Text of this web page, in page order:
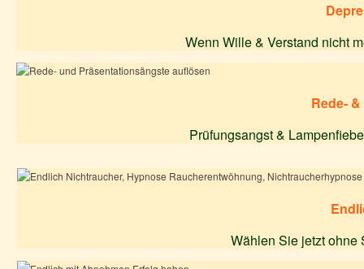
Wenn Wille & Verstand nicht
Rede-
Prüfungsangst &
Wählen Sie jetzt ohne